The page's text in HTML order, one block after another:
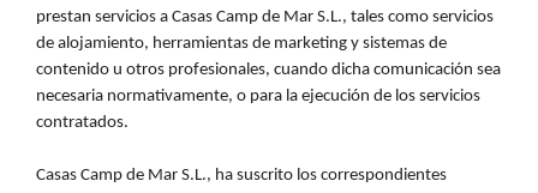
prestan servicios a Casas Camp de Mar S.L., tales como servicios
de alojamiento, herramientas de marketing y sistemas de
contenido u otros profesionales, cuando dicha comunicación sea
necesaria normativamente, o para la ejecución de los servicios
contratados.
Casas Camp de Mar S.L., ha suscrito los correspondientes